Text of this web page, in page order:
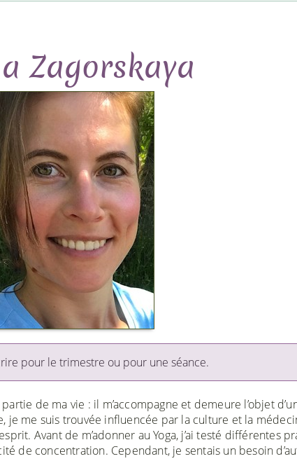
Zagorskaya
pour le trimestre ou pour une séance.
de ma vie : il m’accompagne et demeure l’objet
je me suis trouvée influencée par la culture et la
Avant de m’adonner au Yoga, j’ai testé différentes
de concentration. Cependant, je sentais un besoin